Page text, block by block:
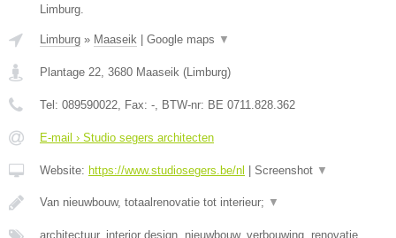
Limburg.
Limburg » Maaseik Google maps ▼
Plantage 22 3680 Maaseik ( Limburg)
Tel: 089590022 , Fax: - , BTW-nr: BE 0711.828.362
E-mail › Studio segers architecten
Website: https://www.studiosegers.be/nl Screenshot ▼
Van nieuwbouw, totaalrenovatie tot interieur; ▼
architectuur, interior design, nieuwbouw, verbouwing, renovatie,